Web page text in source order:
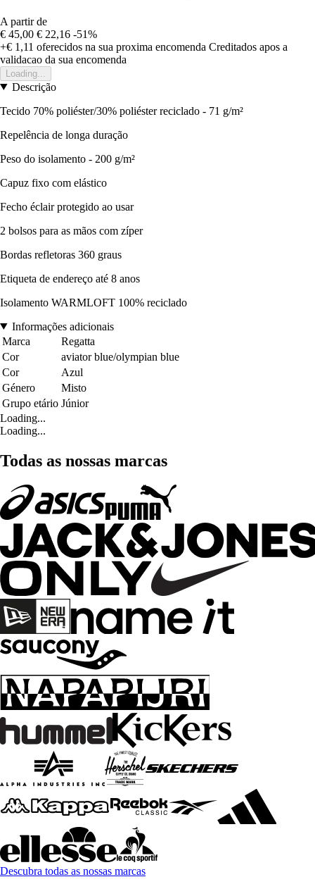
A partir de
€ 45,00 € 22,16 -51%
+€ 1,11 oferecidos na sua proxima encomenda Creditados apos a
validacao da sua encomenda
Loading...
Descrição
Tecido 70% poliéster/30% poliéster reciclado - 71 g/m²
Repelência de longa duração
Peso do isolamento - 200 g/m²
Capuz fixo com elástico
Fecho éclair protegido ao usar
2 bolsos para as mãos com zíper
Bordas refletoras 360 graus
Etiqueta de endereço até 8 anos
Isolamento WARMLOFT 100% reciclado
Informações adicionais
Marca
Regatta
Cor
aviator blue/olympian blue
Cor
Azul
Género
Misto
Grupo etário Júnior
Loading...
Loading...
Todas as nossas marcas
Descubra todas as nossas marcas